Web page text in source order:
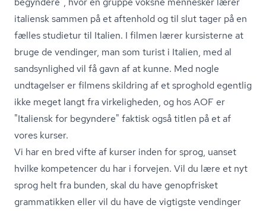
italiensk sammen på et aftenhold og til slut tager på en
fælles studietur til Italien. I filmen lærer kursisterne at
bruge de vendinger, man som turist i Italien, med al
sandsynlighed vil få gavn af at kunne. Med nogle
undtagelser er filmens skildring af et sproghold egentlig
ikke meget langt fra virkeligheden, og hos AOF er
"Italiensk for begyndere" faktisk også titlen på et af
vores kurser.
Vi har en bred vifte af kurser inden for sprog, uanset
hvilke kompetencer du har i forvejen. Vil du lære et nyt
sprog helt fra bunden, skal du have genopfrisket
grammatikken eller vil du have de vigtigste vendinger